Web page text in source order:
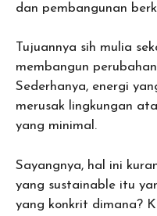
dan pembangunan
Tujuannya sih mulia
membangun
Sederhanya, energi
merusak lingkungan
yang minimal.
Sayangnya, hal ini
yang sustainable itu
yang konkrit dimana?